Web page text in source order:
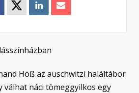
Höß az auschwitzi haláltábor
válhat náci tömeggyilkos egy